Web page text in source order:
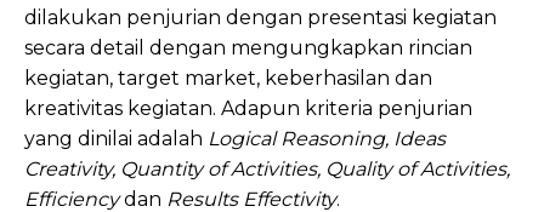
dilakukan penjurian dengan presentasi kegiatan
secara detail dengan mengungkapkan rincian
kegiatan, target market, keberhasilan dan
kreativitas kegiatan. Adapun kriteria penjurian
yang dinilai adalah Logical Reasoning, Ideas
Creativity, Quantity of Activities, Quality of Activities,
Efficiencydan Results Effectivity.